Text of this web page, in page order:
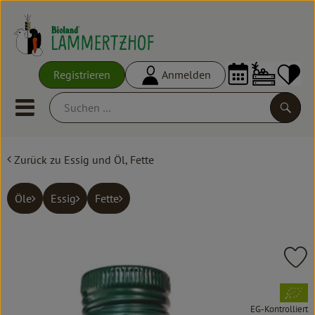
Registrieren Anmelden
Mobiles Menu öffnen oder
Ökokisten
Frisches
Großgebinde
Zurück zu Essig und Öl, Fette
Öle Essig Fette
, Verband:
EG-Kontrolliert